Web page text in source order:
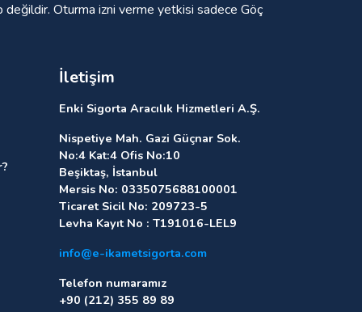
değildir. Oturma izni verme yetkisi sadece Göç
İletişim
Enki Sigorta Aracılık Hizmetleri A.Ş.
Nispetiye Mah. Gazi Güçnar Sok.
No:4 Kat:4 Ofis No:10
Beşiktaş, İstanbul
Mersis No: 0335075688100001
Ticaret Sicil No: 209723-5
Levha Kayıt No : T191016-LEL9
info@e-ikametsigorta.com
Telefon numaramız
+90 (212) 355 89 89